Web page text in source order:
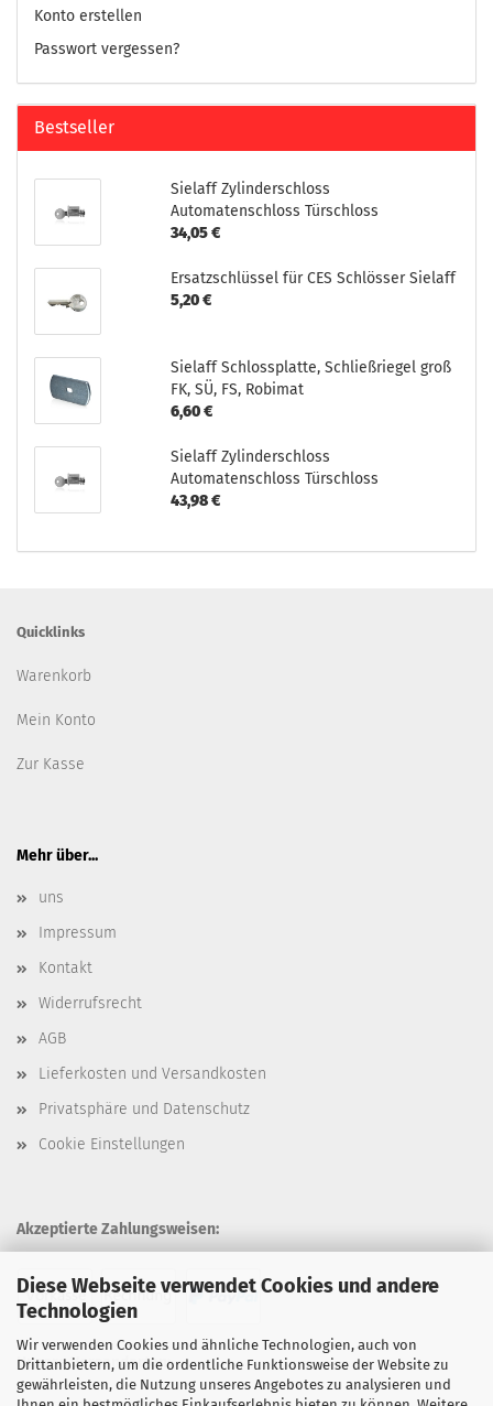
Diese Webseite verwendet Cookies und andere
Technologien
Wir verwenden Cookies und ähnliche Technologien, auch von
Drittanbietern, um die ordentliche Funktionsweise der Website zu
gewährleisten, die Nutzung unseres Angebotes zu analysieren und
Konto erstellen
Passwort vergessen?
Bestseller
Sielaff Zylinderschloss
Automatenschloss Türschloss
34,05 €
Ersatzschlüssel für CES Schlösser Sielaff
5,20 €
Sielaff Schlossplatte, Schließriegel groß
FK, SÜ, FS, Robimat
6,60 €
Sielaff Zylinderschloss
Automatenschloss Türschloss
43,98 €
Quicklinks
Warenkorb
Mein Konto
Zur Kasse
Mehr über...
uns
Impressum
Kontakt
Widerrufsrecht
AGB
Lieferkosten und Versandkosten
Privatsphäre und Datenschutz
Cookie Einstellungen
Akzeptierte Zahlungsweisen:
Unsere Versandarten: